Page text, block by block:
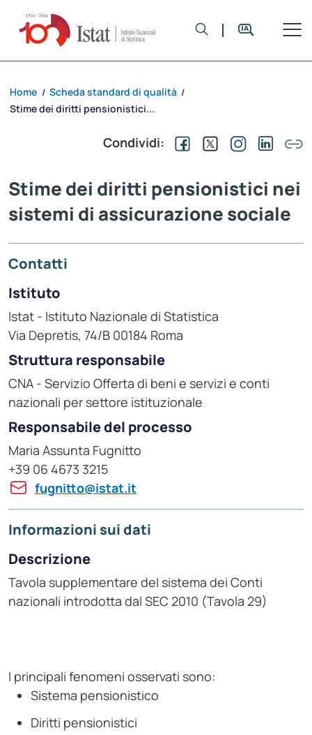
Home / Scheda standard di qualità /
Stime dei diritti pensionistici...
Condividi:
Stime dei diritti pensionistici nei
sistemi di assicurazione sociale
Contatti
Istituto
Istat - Istituto Nazionale di Statistica
Via Depretis, 74/B 00184 Roma
Struttura responsabile
CNA - Servizio Offerta di beni e servizi e conti
nazionali per settore istituzionale
Responsabile del processo
Maria Assunta Fugnitto
+39 06 4673 3215
fugnitto@istat.it
Informazioni sui dati
Descrizione
Tavola supplementare del sistema dei Conti
nazionali introdotta dal SEC 2010 (Tavola 29)
I principali fenomeni osservati sono:
Sistema pensionistico
Diritti pensionistici